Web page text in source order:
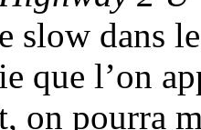
slow dans
que l’on
on pourra